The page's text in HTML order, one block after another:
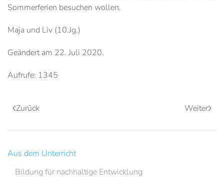
Sommerferien besuchen wollen.
Maja und Liv (10.Jg.)
Geändert am 22. Juli 2020.
Aufrufe: 1345
Zurück Weiter
Aus dem Unterricht
Bildung für nachhaltige Entwicklung